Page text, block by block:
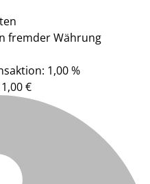
fremder Währung
1,00 %
€